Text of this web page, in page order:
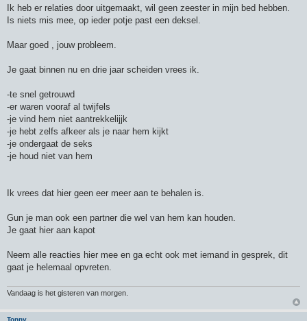
Ik heb er relaties door uitgemaakt, wil geen zeester in mijn bed hebben.
Is niets mis mee, op ieder potje past een deksel.
Maar goed , jouw probleem.
Je gaat binnen nu en drie jaar scheiden vrees ik.
-te snel getrouwd
-er waren vooraf al twijfels
-je vind hem niet aantrekkelijjk
-je hebt zelfs afkeer als je naar hem kijkt
-je ondergaat de seks
-je houd niet van hem
Ik vrees dat hier geen eer meer aan te behalen is.
Gun je man ook een partner die wel van hem kan houden.
Je gaat hier aan kapot
Neem alle reacties hier mee en ga echt ook met iemand in gesprek, dit
gaat je helemaal opvreten.
Vandaag is het gisteren van morgen.
Tonny